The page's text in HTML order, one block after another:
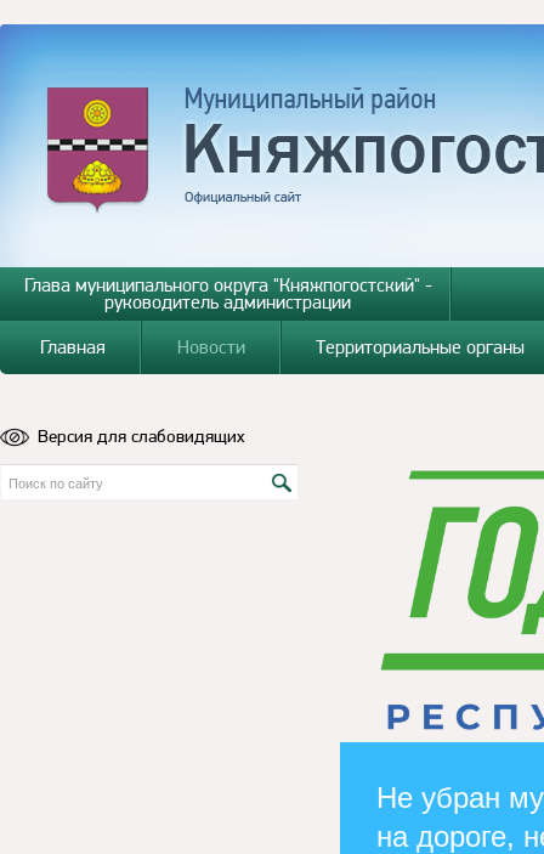
Глава муниципального округа "Княжпогостский" -
руководитель администрации
Главная
Новости Территориальные органы
Версия для слабовидящих
Не убран
на дороге,